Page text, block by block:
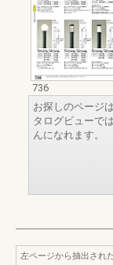
736
お探しのページ
タログビューで
んになれます。
左ページから抽出され